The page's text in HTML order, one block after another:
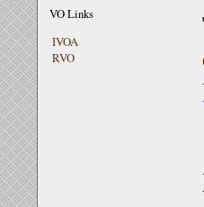
VO Links
IVOA
RVO